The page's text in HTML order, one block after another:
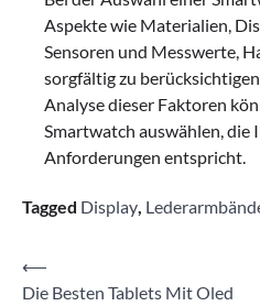
Aspekte wie Materialien,
Sensoren und Messwerte,
sorgfältig zu
Analyse dieser Faktoren
Smartwatch auswählen, die
Anforderungen entspricht.
Tagged Display,
Beitragsnavigation
⟵
Die Besten Tablets Mit Oled